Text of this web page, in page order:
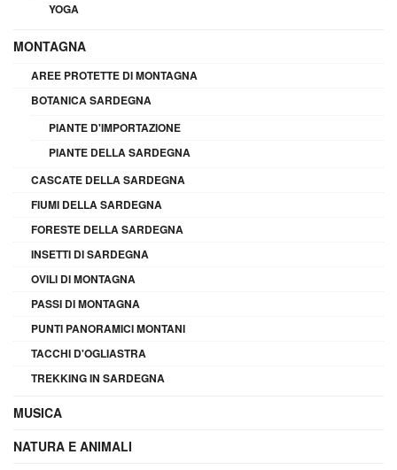
YOGA
MONTAGNA
AREE PROTETTE DI MONTAGNA
BOTANICA SARDEGNA
PIANTE D'IMPORTAZIONE
PIANTE DELLA SARDEGNA
CASCATE DELLA SARDEGNA
FIUMI DELLA SARDEGNA
FORESTE DELLA SARDEGNA
INSETTI DI SARDEGNA
OVILI DI MONTAGNA
PASSI DI MONTAGNA
PUNTI PANORAMICI MONTANI
TACCHI D'OGLIASTRA
TREKKING IN SARDEGNA
MUSICA
NATURA E ANIMALI